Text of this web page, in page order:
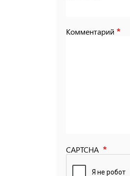
Комментарий
CAPTCHA